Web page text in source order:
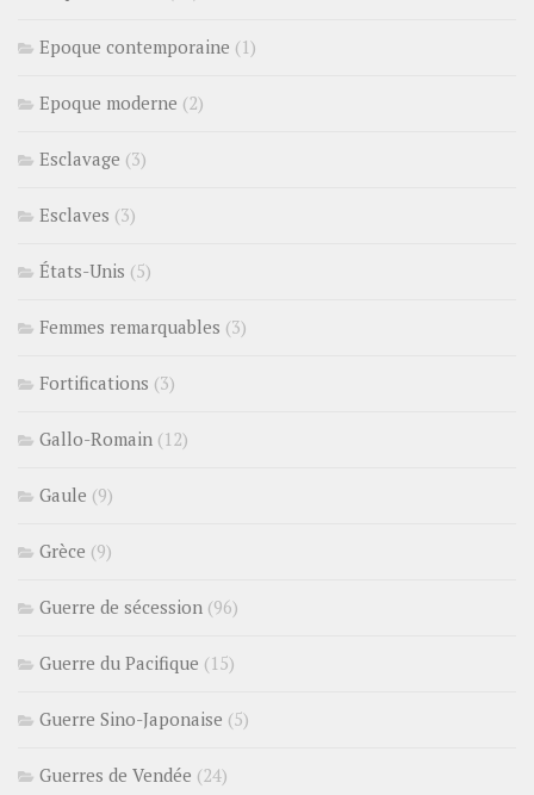
Epoque contemporaine (1)
Epoque moderne (2)
Esclavage (3)
Esclaves (3)
États-Unis (5)
Femmes remarquables (3)
Fortifications (3)
Gallo-Romain (12)
Gaule (9)
Grèce (9)
Guerre de sécession (96)
Guerre du Pacifique (15)
Guerre Sino-Japonaise (5)
Guerres de Vendée (24)